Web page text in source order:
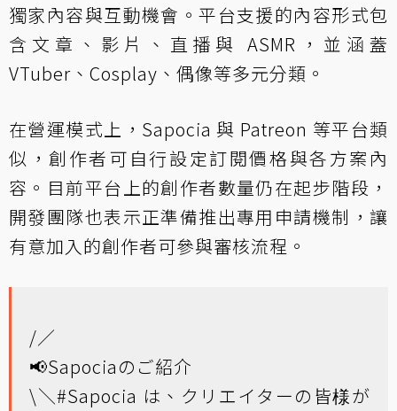
獨家內容與互動機會。平台支援的內容形式包
含文章、影片、直播與 ASMR，並涵蓋
VTuber、Cosplay、偶像等多元分類。
在營運模式上，Sapocia 與 Patreon 等平台類
似，創作者可自行設定訂閱價格與各方案內
容。目前平台上的創作者數量仍在起步階段，
開發團隊也表示正準備推出專用申請機制，讓
有意加入的創作者可參與審核流程。
/／
📢Sapociaのご紹介
\＼#Sapocia は、クリエイターの皆様が